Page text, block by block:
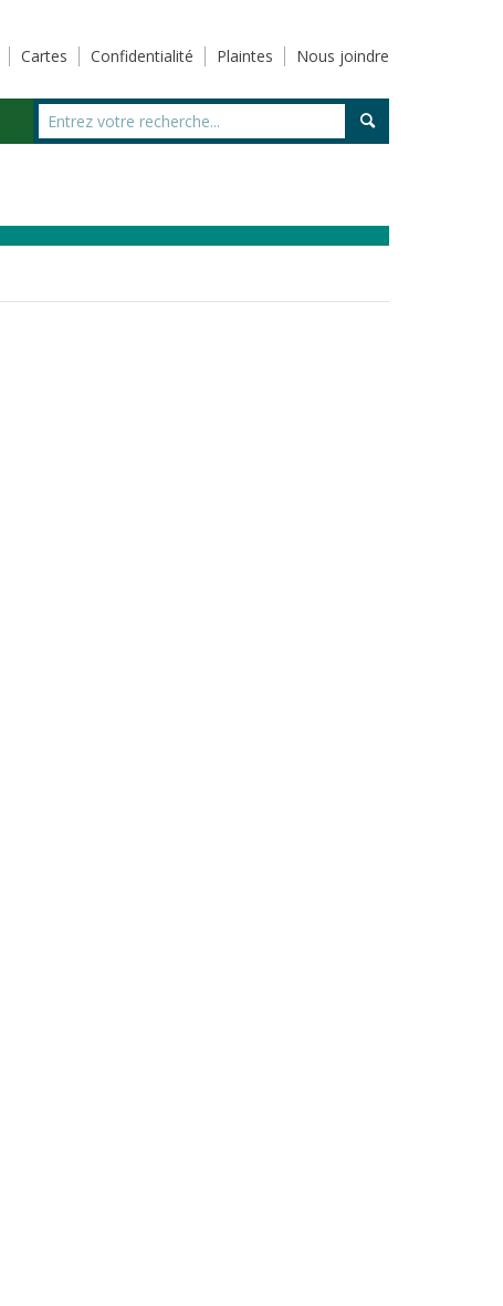
Cartes Confidentialité Plaintes Nous joindre